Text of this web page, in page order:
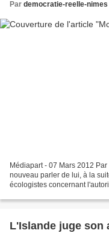
Par democratie-reelle-nimes
Médiapart - 07 Mars 2012
nouveau parler de lui, à la
écologistes concernant
L'Islande juge son